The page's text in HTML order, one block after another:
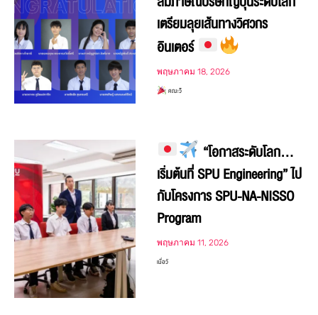
เตรียมลุยเส้นทางวิศวกร
อินเตอร์
พฤษภาคม 18, 2026
คณะวิ
“โอกาสระดับโลก…
เริ่มต้นที่ SPU Engineering” ไป
กับโครงการ SPU-NA-NISSO
Program
พฤษภาคม 11, 2026
เมื่อวั